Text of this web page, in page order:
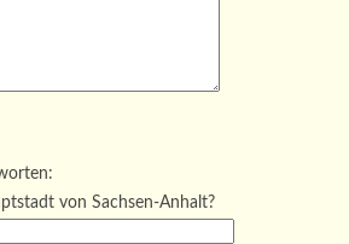
von Sachsen-Anhalt?